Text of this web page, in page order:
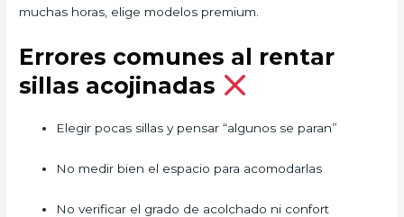
muchas horas, elige modelos premium.
Errores comunes al rentar
sillas acojinadas
Elegir pocas sillas y pensar “algunos se paran”
No medir bien el espacio para acomodarlas
No verificar el grado de acolchado ni confort